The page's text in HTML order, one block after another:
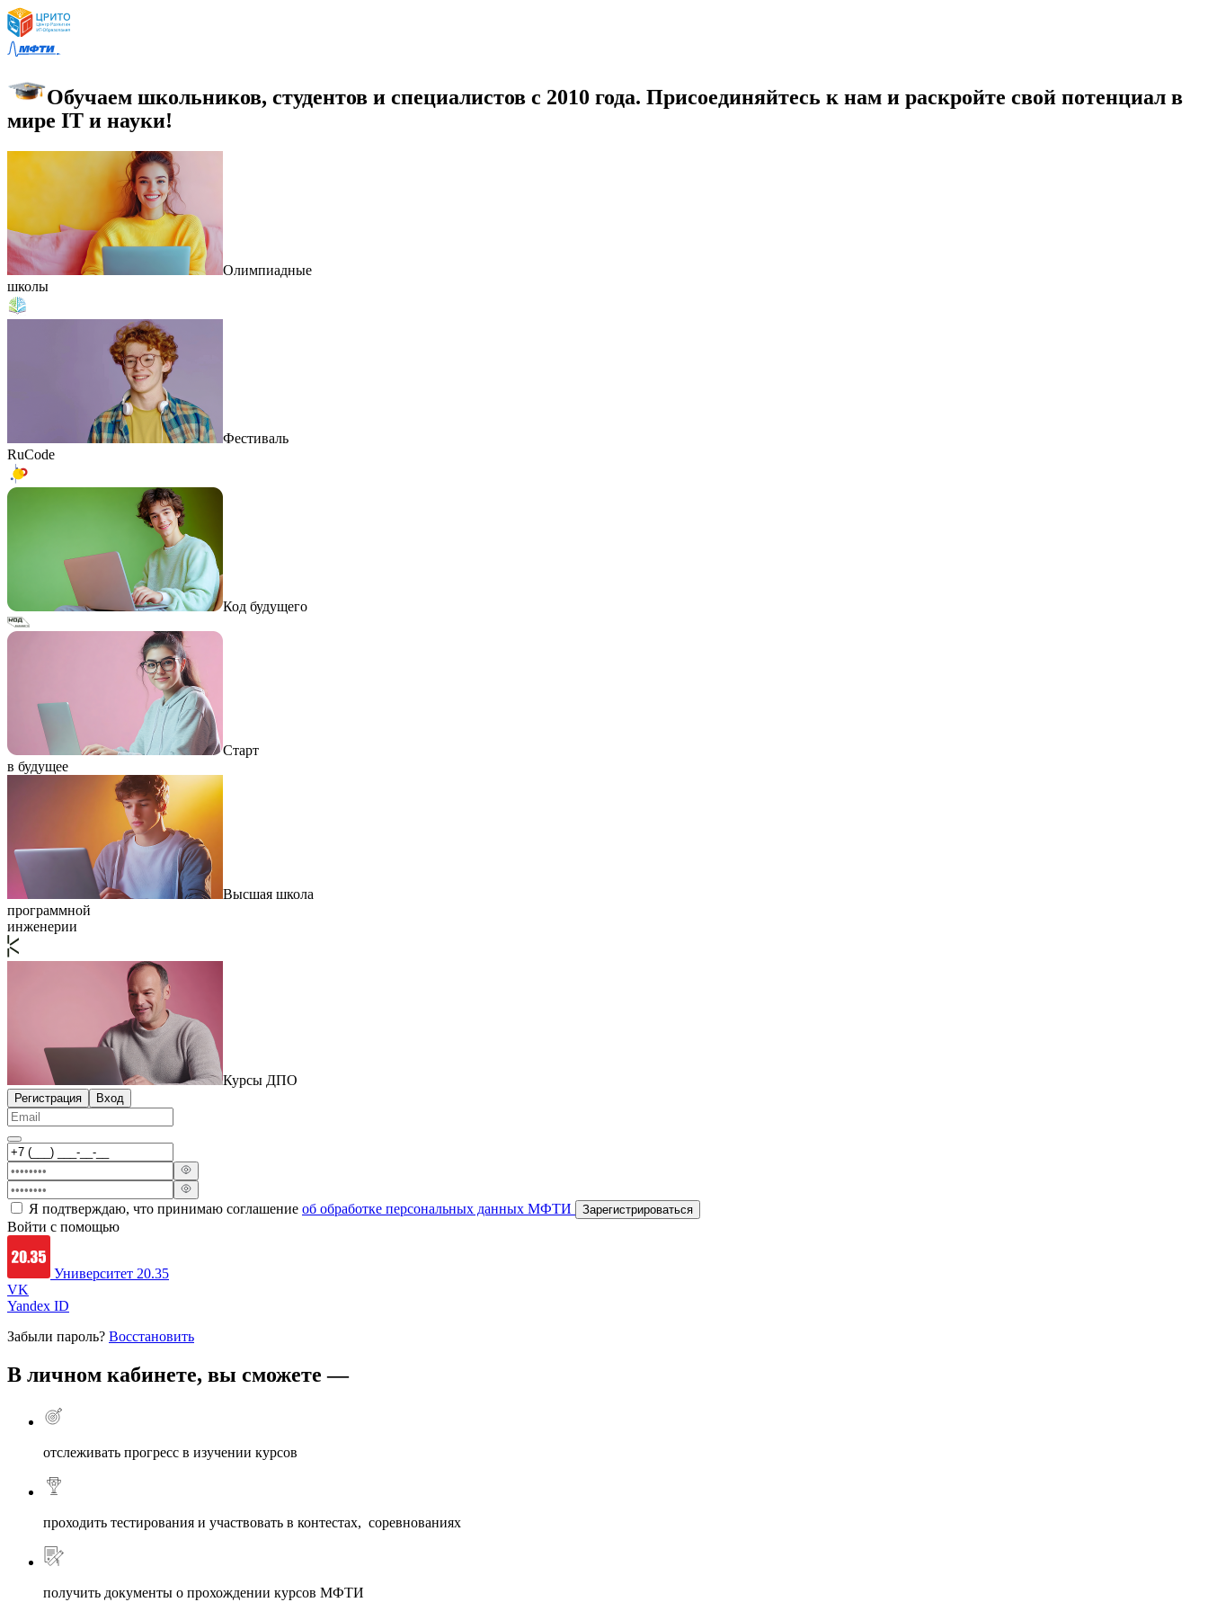
Обучаем школьников, студентов и специалистов с 2010 года. Присоединяйтесь к нам и раскройте свой потенциал в
мире IT и науки!
Олимпиадные
школы
Фестиваль
RuCode
Код будущего
Старт
в будущее
Высшая школа
программной
инженерии
Курсы ДПО
Регистрация Вход
Я подтверждаю, что принимаю соглашение об обработке персональных данных МФТИ Зарегистрироваться
Войти с помощью
Университет 20.35
VK
Yandex ID
Забыли пароль? Восстановить
В личном кабинете, вы сможете —
отслеживать прогресс в изучении курсов
проходить тестирования и участвовать в контестах, соревнованиях
получить документы о прохождении курсов МФТИ